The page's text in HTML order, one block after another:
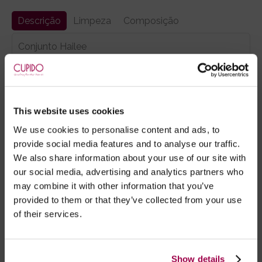
This website uses cookies
We use cookies to personalise content and ads, to
provide social media features and to analyse our traffic.
We also share information about your use of our site with
our social media, advertising and analytics partners who
may combine it with other information that you’ve
provided to them or that they’ve collected from your use
of their services.
Show details
Descrição Limpeza Composição
Conjunto Hailee
- Sutien com alça que ata ao pescoço, ajustável.
- Cinto de ligas, com ligueiros ajustáveis.
OBS: Não inclui meias. Veja a nossa categoriaAQUI
Marca:Obsessive
- Embalagens 100% discretas
Após as 16:00 h, a sua encomenda será entregue em 48
horas, dias úteis. Portugal e Espanha Continental para